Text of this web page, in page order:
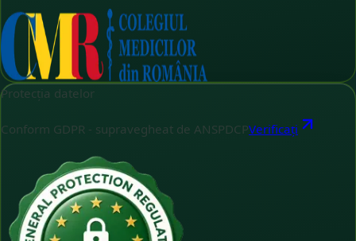
Protecția datelor
Conform GDPR - supravegheat de ANSPDCPVerificați